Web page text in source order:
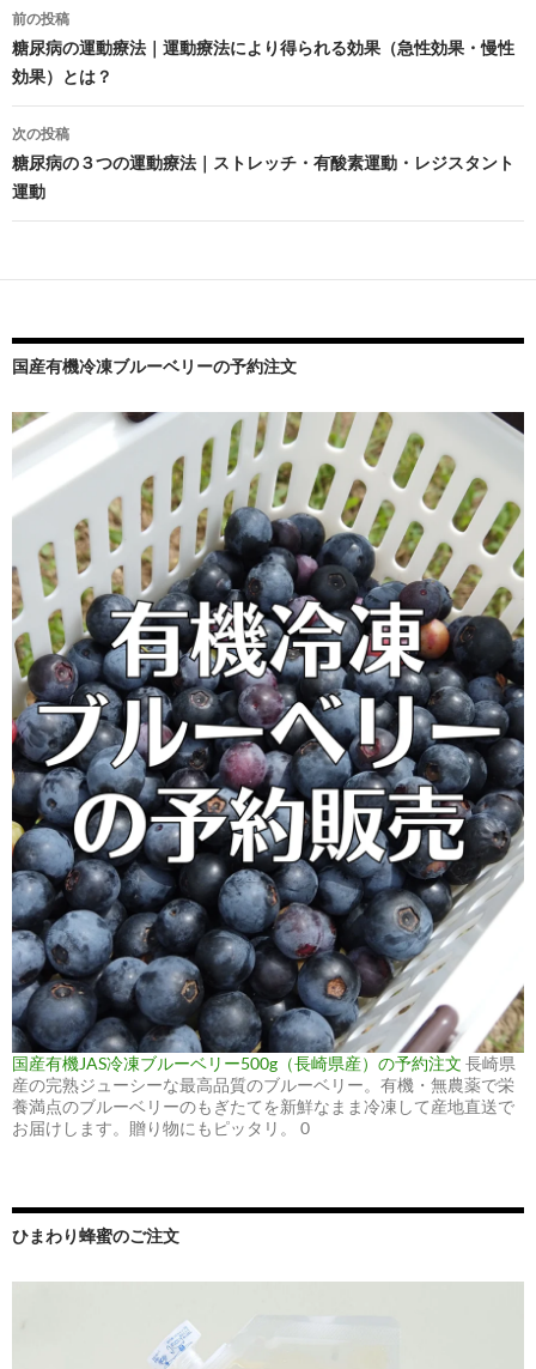
投
稿
ナ
ビ
ゲ
ー
ン
前の投稿
糖尿病の運動療法｜運動療法により得られる効果（急性効果・慢性
効果）とは？
次の投稿
糖尿病の３つの運動療法｜ストレッチ・有酸素運動・レジスタント
運動
国産有機冷凍ブルーベリーの予約注文
国産有機JAS冷凍ブルーベリー500g（長崎県産）の予約注文 長崎県
産の完熟ジューシーな最高品質のブルーベリー。有機・無農薬で栄
養満点のブルーベリーのもぎたてを新鮮なまま冷凍して産地直送で
お届けします。贈り物にもピッタリ。 0
ひまわり蜂蜜のご注文